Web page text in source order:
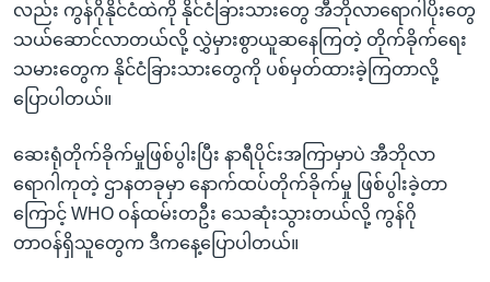
လည်း ကွန်ဂိုနိုင်ငံထဲကို နိုင်ငံခြားသားတွေ အီဘိုလာရောဂါပိုးတွေ
သယ်ဆောင်လာတယ်လို့ လွှဲမှားစွာယူဆနေကြတဲ့ တိုက်ခိုက်ရေး
သမားတွေက နိုင်ငံခြားသားတွေကို ပစ်မှတ်ထားခဲ့ကြတာလို့
ပြောပါတယ်။
ဆေးရုံတိုက်ခိုက်မှုဖြစ်ပွါးပြီး နာရီပိုင်းအကြာမှာပဲ အီဘိုလာ
ရောဂါကုတဲ့ ဌာနတခုမှာ နောက်ထပ်တိုက်ခိုက်မှု ဖြစ်ပွါးခဲ့တာ
ကြောင့် WHO ဝန်ထမ်းတဦး သေဆုံးသွားတယ်လို့ ကွန်ဂို
တာဝန်ရှိသူတွေက ဒီကနေ့ပြောပါတယ်။